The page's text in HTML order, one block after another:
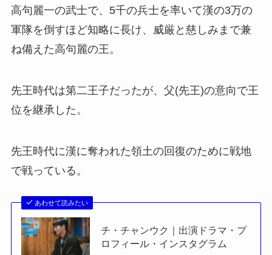
高句麗一の武士で、5千の兵士を率いて漢の3万の
軍隊を倒すほど知略に長け、威厳と慈しみまで兼
ね備えた高句麗の王。
先王時代は第二王子だったが、父(先王)の意向で王
位を継承した。
先王時代に漢に奪われた領土の回復のために戦地
で戦っている。
あわせて読みたい
チ・チャンウク｜出演ドラマ・プ
ロフィール・インスタグラム